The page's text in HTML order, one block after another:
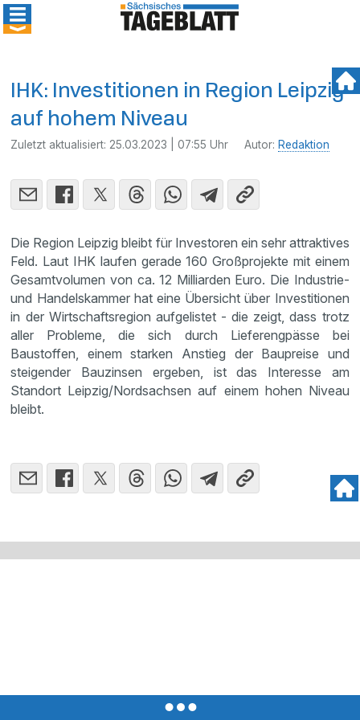
IHK: Investitionen in Region Leipzig
auf hohem Niveau
Zuletzt aktualisiert: 25.03.2023 | 07:55 Uhr Autor: Redaktion
Die Region Leipzig bleibt für Investoren ein sehr attraktives
Feld. Laut IHK laufen gerade 160 Großprojekte mit einem
Gesamtvolumen von ca. 12 Milliarden Euro. Die Industrie-
und Handelskammer hat eine Übersicht über Investitionen
in der Wirtschaftsregion aufgelistet - die zeigt, dass trotz
aller Probleme, die sich durch Lieferengpässe bei
Baustoffen, einem starken Anstieg der Baupreise und
steigender Bauzinsen ergeben, ist das Interesse am
Standort Leipzig/Nordsachsen auf einem hohen Niveau
bleibt.